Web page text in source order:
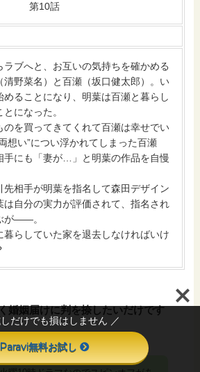
第10話
ブへと、お互いの気持ちを確かめる
清野菜名）と百瀬（坂口健太郎）。い
めることになり、明葉は百瀬と暮らし
になった。
を買ってきてくれて百瀬は幸せでい
想い”につい浮かれてしまった百瀬
手にも「妻が…」と明葉の作品を自慢
相手が明葉を指名して森田デザイン
は自分の実力が評価されて、指名され
が――。
らしていた家を退去しなければいけ
婚姻届けに判を捺したいだけです
だけでも損はしません ／
Paravi無料お試し